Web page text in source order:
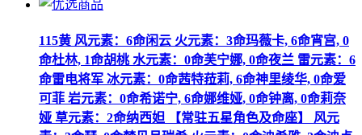
115黄 风元素：6命闲云 火元素：3命玛薇卡, 6命宵宫, 0
命杜林, 1命胡桃 水元素：0命芙宁娜, 0命夜兰 雷元素：6
命雷电将军 冰元素：0命茜特菈莉, 6命神里绫华, 0命爱
可菲 岩元素：0命希诺宁, 6命娜维娅, 0命钟离, 0命莉奈
娅 草元素：2命纳西妲 【常驻五星角色及命座】 风元